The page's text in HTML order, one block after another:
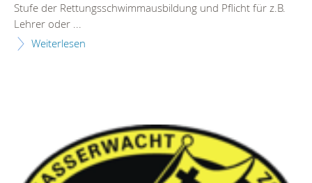
Stufe der Rettungsschwimmausbildung und Pflicht für z.B.
Lehrer oder ...
Weiterlesen